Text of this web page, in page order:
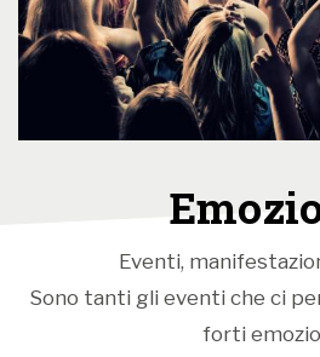
Eventi,
Sono tanti gli eventi che ci
forti